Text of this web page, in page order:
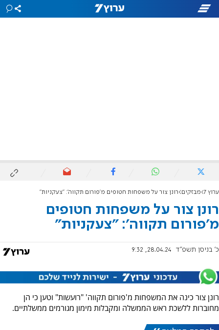
ערוץ 7 מבזקים רונן צור על משפחות חטופים מ'פורום תקווה': "צעקניות"
רונן צור על משפחות חטופים
מ'פורום תקווה': "צעקניות"
כ' בניסן תשפ"ד 28.04.24, 9:32
רונן צור כינה את המשפחות מ'פורום תקווה' "רועשות" וטען כי הן
מחוברות ללשכת ראש הממשלה ומקבלות מימון מגורמים ממשלתיים.